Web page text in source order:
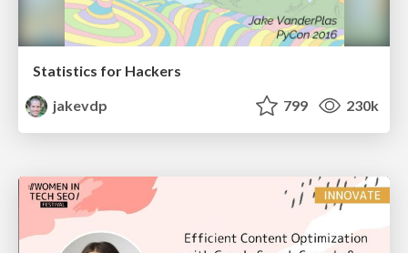
Statistics for Hackers
jakevdp
799 230k